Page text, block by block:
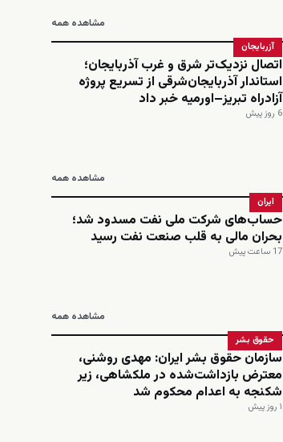
مشاهده همه
آزربایجان
اتصال نزدیک‌تر شرق و غرب آذربایجان؛
استاندار آذربایجان‌شرقی از تسریع پروژه
آزادراه تبریز–اورمیه خبر داد
6 روز پیش
مشاهده همه
ایران
حساب‌های شرکت ملی نفت مسدود شد؛
بحران مالی به قلب صنعت نفت رسید
17 ساعت پیش
مشاهده همه
حقوق بشر
سازمان حقوق بشر ایران: مهدی روشنی،
معترض بازداشت‌شده در ملکشاهی، زیر
شکنجه به اعدام محکوم شد
۱ روز پیش